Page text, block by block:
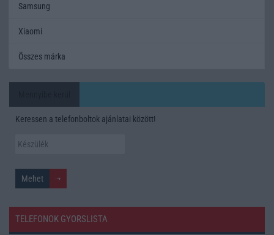
Samsung
Xiaomi
Összes márka
Keressen a telefonboltok ajánlatai között!
TELEFONOK GYORSLISTA